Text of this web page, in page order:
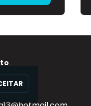
3884
3884